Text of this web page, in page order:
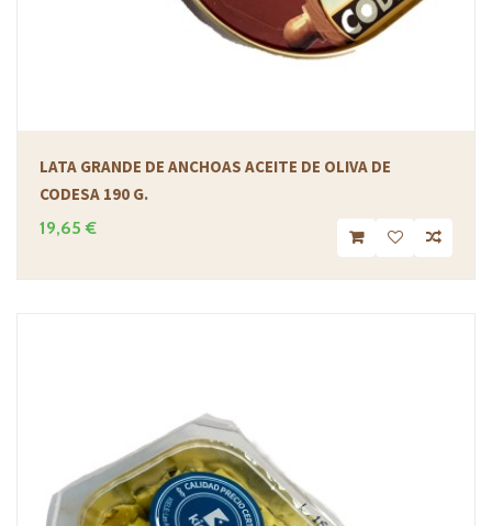
LATA GRANDE DE ANCHOAS ACEITE DE OLIVA DE
CODESA 190 G.
19,65 €